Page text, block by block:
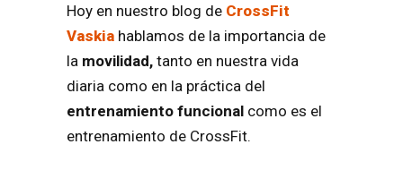
Hoy en nuestro blog de CrossFit
Vaskia hablamos de la importancia de
la movilidad, tanto en nuestra vida
diaria como en la práctica del
entrenamiento funcional como es el
entrenamiento de CrossFit.